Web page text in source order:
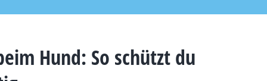
Hund: So schützt du